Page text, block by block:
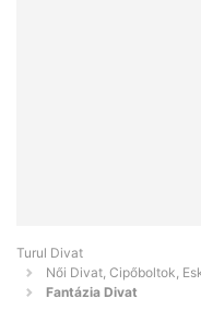
Turul Divat
Női Divat, Cipőboltok,
Fantázia Divat